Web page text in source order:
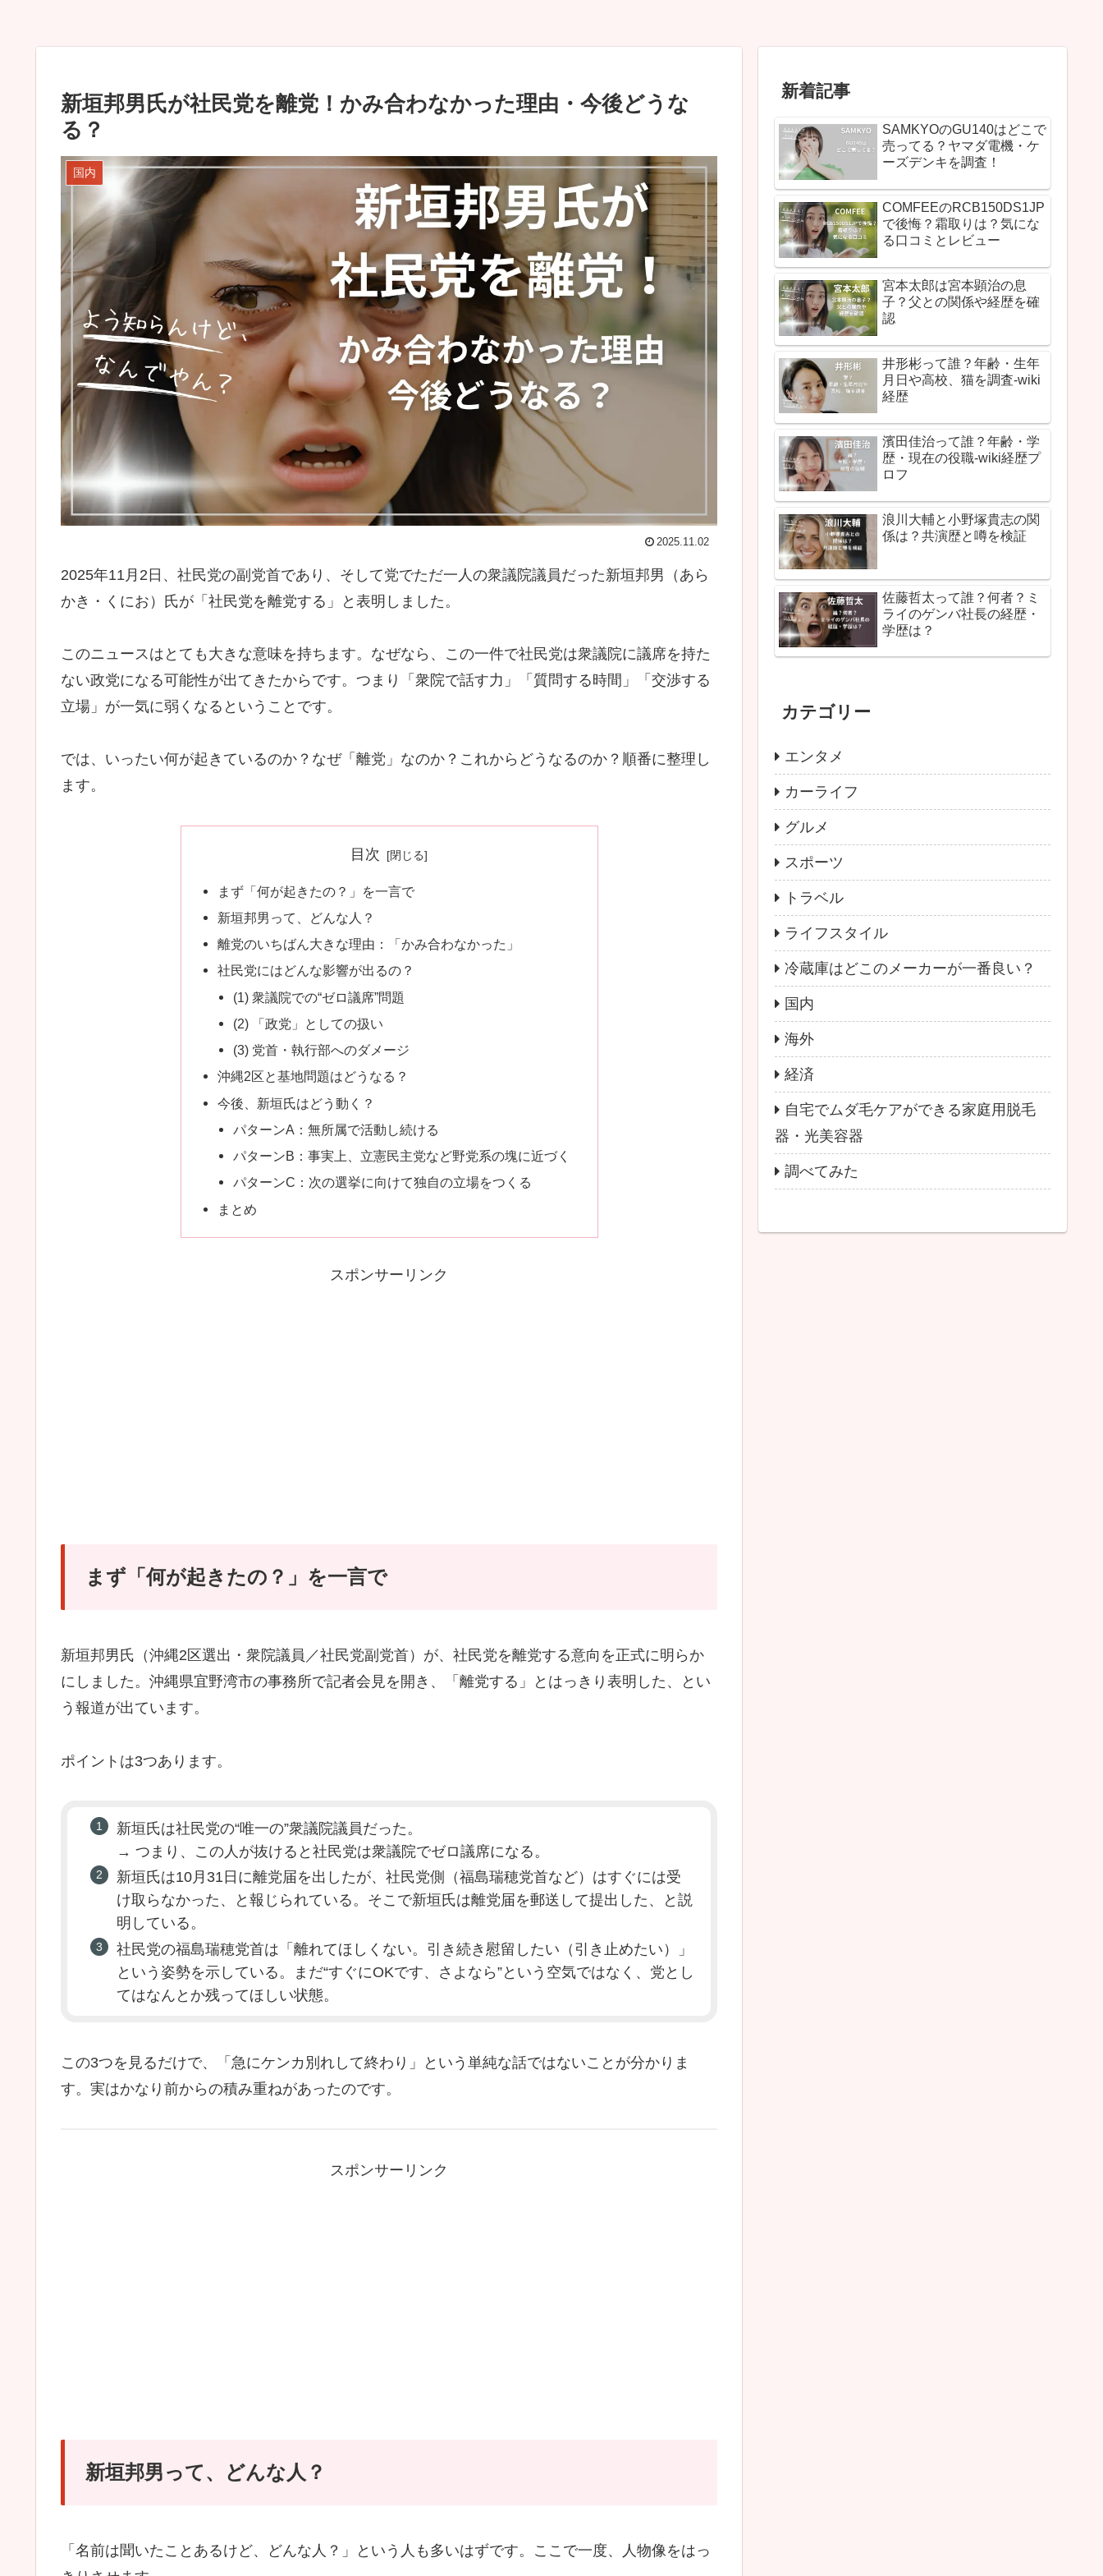
新垣邦男氏が社民党を離党！かみ合わなかった理由・今後どうな
る？
国内
2025.11.02
2025年11月2日、社民党の副党首であり、そして党でただ一人の衆議院議員だった新垣邦男（あら
かき・くにお）氏が「社民党を離党する」と表明しました。
このニュースはとても大きな意味を持ちます。なぜなら、この一件で社民党は衆議院に議席を持た
ない政党になる可能性が出てきたからです。つまり「衆院で話す力」「質問する時間」「交渉する
立場」が一気に弱くなるということです。
では、いったい何が起きているのか？なぜ「離党」なのか？これからどうなるのか？順番に整理し
ます。
目次
まず「何が起きたの？」を一言で
新垣邦男って、どんな人？
離党のいちばん大きな理由：「かみ合わなかった」
社民党にはどんな影響が出るの？
(1) 衆議院での“ゼロ議席”問題
(2) 「政党」としての扱い
(3) 党首・執行部へのダメージ
沖縄2区と基地問題はどうなる？
今後、新垣氏はどう動く？
パターンA：無所属で活動し続ける
パターンB：事実上、立憲民主党など野党系の塊に近づく
パターンC：次の選挙に向けて独自の立場をつくる
まとめ
スポンサーリンク
まず「何が起きたの？」を一言で
新垣邦男氏（沖縄2区選出・衆院議員／社民党副党首）が、社民党を離党する意向を正式に明らか
にしました。沖縄県宜野湾市の事務所で記者会見を開き、「離党する」とはっきり表明した、とい
う報道が出ています。
ポイントは3つあります。
新垣氏は社民党の“唯一の”衆議院議員だった。
→ つまり、この人が抜けると社民党は衆議院でゼロ議席になる。
新垣氏は10月31日に離党届を出したが、社民党側（福島瑞穂党首など）はすぐには受
け取らなかった、と報じられている。そこで新垣氏は離党届を郵送して提出した、と説
明している。
社民党の福島瑞穂党首は「離れてほしくない。引き続き慰留したい（引き止めたい）」
という姿勢を示している。まだ“すぐにOKです、さよなら”という空気ではなく、党とし
てはなんとか残ってほしい状態。
この3つを見るだけで、「急にケンカ別れして終わり」という単純な話ではないことが分かりま
す。実はかなり前からの積み重ねがあったのです。
スポンサーリンク
新垣邦男って、どんな人？
「名前は聞いたことあるけど、どんな人？」という人も多いはずです。ここで一度、人物像をはっ
新着記事
SAMKYOのGU140はどこで
売ってる？ヤマダ電機・ケ
ーズデンキを調査！
COMFEEのRCB150DS1JP
で後悔？霜取りは？気にな
る口コミとレビュー
宮本太郎は宮本顕治の息
子？父との関係や経歴を確
認
井形彬って誰？年齢・生年
月日や高校、猫を調査-wiki
経歴
濱田佳治って誰？年齢・学
歴・現在の役職-wiki経歴プ
ロフ
浪川大輔と小野塚貴志の関
係は？共演歴と噂を検証
佐藤哲太って誰？何者？ミ
ライのゲンバ社長の経歴・
学歴は？
カテゴリー
エンタメ
カーライフ
グルメ
スポーツ
トラベル
ライフスタイル
冷蔵庫はどこのメーカーが一番良い？
国内
海外
経済
自宅でムダ毛ケアができる家庭用脱毛
器・光美容器
調べてみた